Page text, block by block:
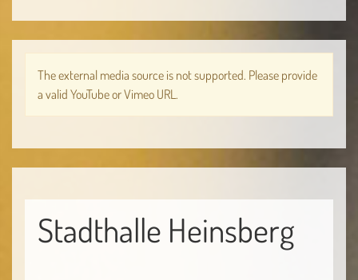
The external media source is not supported. Please provide
a valid YouTube or Vimeo URL.
Stadthalle Heinsberg